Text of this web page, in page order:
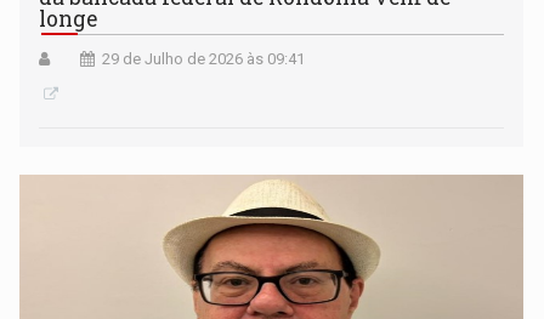
longe
29 de Julho de 2026 às 09:41